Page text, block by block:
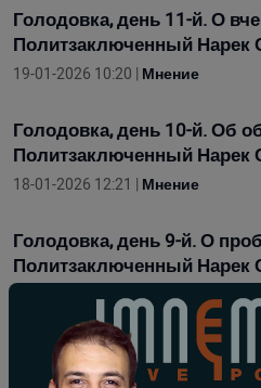
Голодовка, день 11-й. О
Политзаключенный Нарек
19-01-2026 10:20 | Мнение
Голодовка, день 10-й. Об
Политзаключенный Нарек
18-01-2026 12:21 | Мнение
Голодовка, день 9-й. О
Политзаключенный Нарек
17-01-2026 11:54 |Мнение
Голодовка, день 7-й.
наличие 30 пленных в